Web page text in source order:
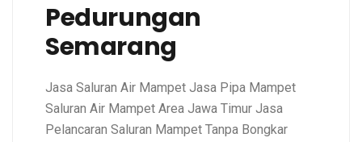
Pedurungan
Semarang
Jasa Saluran Air Mampet Jasa Pipa Mampet
Saluran Air Mampet Area Jawa Timur Jasa
Pelancaran Saluran Mampet Tanpa Bongkar